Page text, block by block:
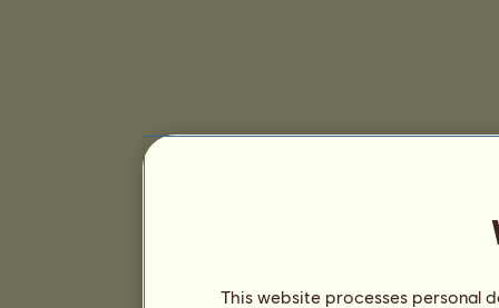
This website processes personal